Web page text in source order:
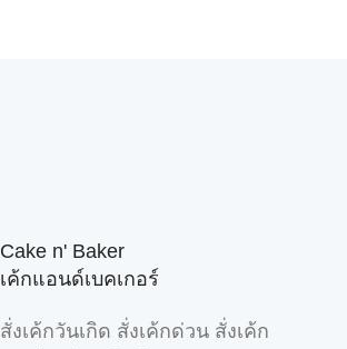
Cake n' Baker
เค้กแอนด์เบคเกอร์
สั่งเค้กวันเกิด สั่งเค้กด่วน สั่งเค้ก